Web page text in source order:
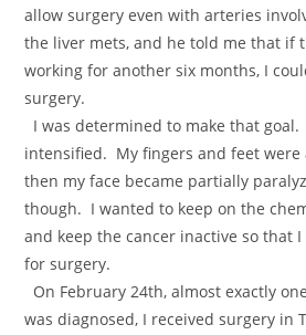
allow surgery even with arteries
the liver mets, and he told me that if
working for another six months, I
surgery.
I was determined to make that
intensified. My fingers and feet were
then my face became partially
though. I wanted to keep on the
and keep the cancer inactive so that
for surgery.
On February 24th, almost exactly
was diagnosed, I received surgery in